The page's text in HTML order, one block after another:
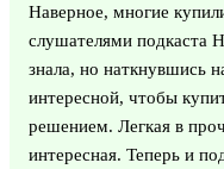
Наверное, многие
слушателями подкаста
знала, но наткнувшись
интересной, чтобы
решением. Легкая в
интересная. Теперь и